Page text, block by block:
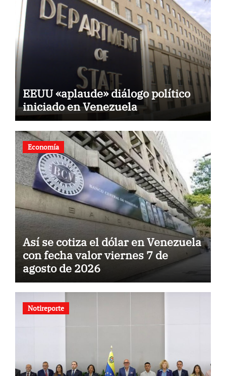
EEUU «aplaude» diálogo político
iniciado en Venezuela
Economía
Así se cotiza el dólar en Venezuela
con fecha valor viernes 7 de
agosto de 2026
Notireporte